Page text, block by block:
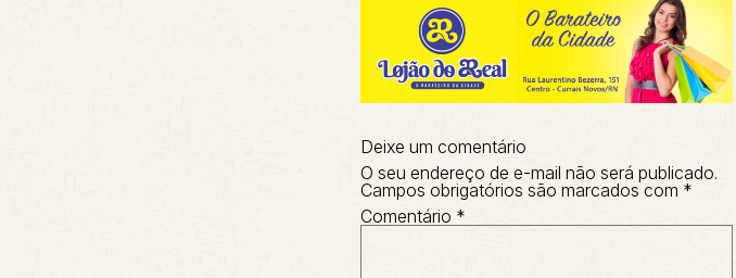
Deixe um comentário
O seu endereço de e-mail não será publicado.
Campos obrigatórios são marcados com *
Comentário *